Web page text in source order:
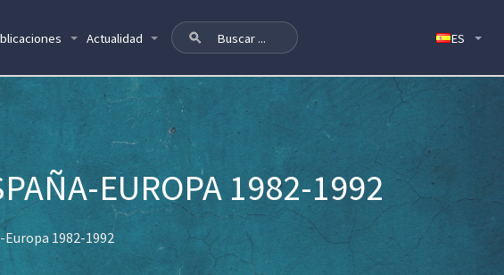
Actualidad
EUROPA 1982-1992
1982-1992